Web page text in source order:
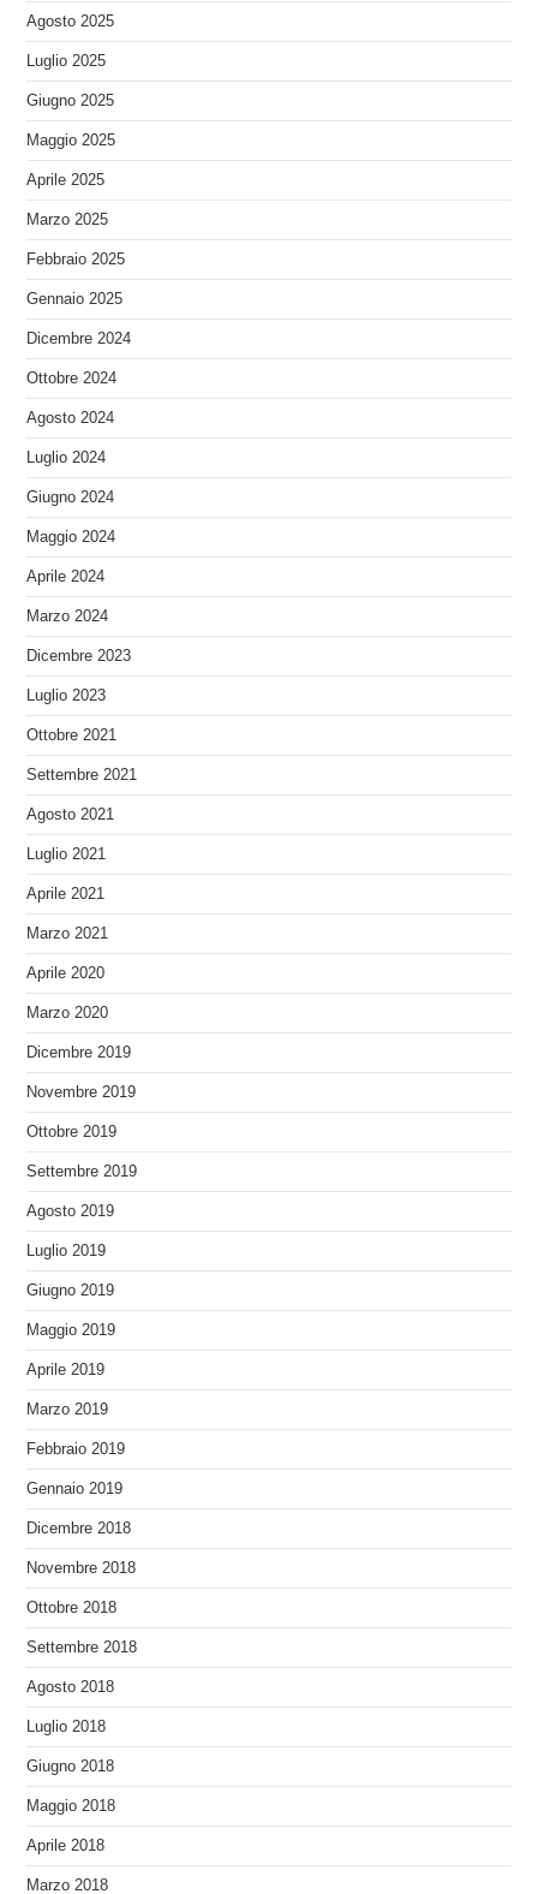
Agosto 2025
Luglio 2025
Giugno 2025
Maggio 2025
Aprile 2025
Marzo 2025
Febbraio 2025
Gennaio 2025
Dicembre 2024
Ottobre 2024
Agosto 2024
Luglio 2024
Giugno 2024
Maggio 2024
Aprile 2024
Marzo 2024
Dicembre 2023
Luglio 2023
Ottobre 2021
Settembre 2021
Agosto 2021
Luglio 2021
Aprile 2021
Marzo 2021
Aprile 2020
Marzo 2020
Dicembre 2019
Novembre 2019
Ottobre 2019
Settembre 2019
Agosto 2019
Luglio 2019
Giugno 2019
Maggio 2019
Aprile 2019
Marzo 2019
Febbraio 2019
Gennaio 2019
Dicembre 2018
Novembre 2018
Ottobre 2018
Settembre 2018
Agosto 2018
Luglio 2018
Giugno 2018
Maggio 2018
Aprile 2018
Marzo 2018